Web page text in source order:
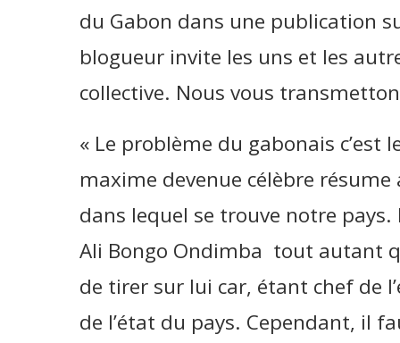
du Gabon dans une publication
blogueur invite les uns et les
collective. Nous vous
« Le problème du gabonais c’est
maxime devenue célèbre résume
dans lequel se trouve notre
Ali Bongo Ondimba tout autant
de tirer sur lui car, étant chef de
de l’état du pays. Cependant, il